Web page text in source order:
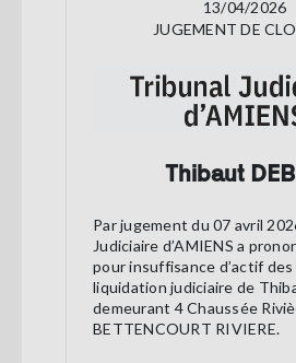
13/04/2026
JUGEMENT DE
Thibaut
Par jugement du 07 avril
Judiciaire d’AMIENS a
pour insuffisance d’actif
liquidation judiciaire de
demeurant 4 Chaussée
BETTENCOURT RIVIERE.